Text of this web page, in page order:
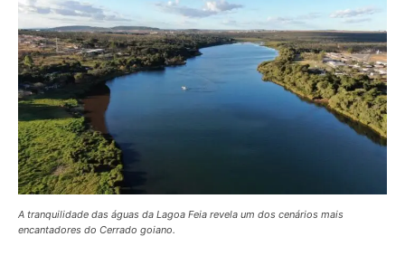
A tranquilidade das águas da Lagoa Feia revela um dos cenários mais
encantadores do Cerrado goiano.